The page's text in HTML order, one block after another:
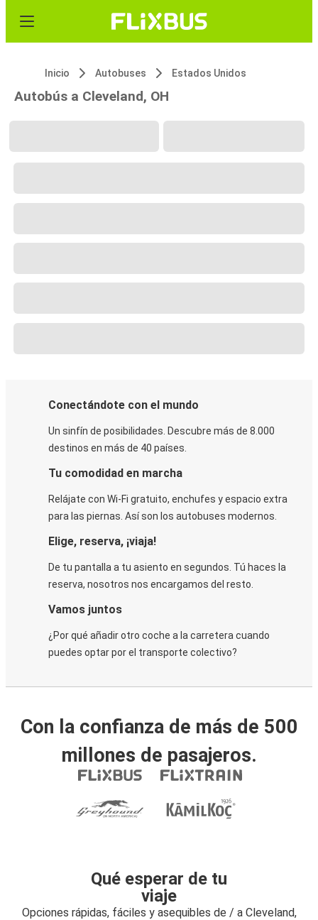
Inicio Autobuses Estados Unidos
Autobús a Cleveland, OH
Conectándote con el mundo
Un sinfín de posibilidades. Descubre más de 8.000
destinos en más de 40 países.
Tu comodidad en marcha
Relájate con Wi-Fi gratuito, enchufes y espacio extra
para las piernas. Así son los autobuses modernos.
Elige, reserva, ¡viaja!
De tu pantalla a tu asiento en segundos. Tú haces la
reserva, nosotros nos encargamos del resto.
Vamos juntos
¿Por qué añadir otro coche a la carretera cuando
puedes optar por el transporte colectivo?
Con la confianza de más de 500
millones de pasajeros.
Qué esperar de tu
viaje
Opciones rápidas, fáciles y asequibles de / a Cleveland,